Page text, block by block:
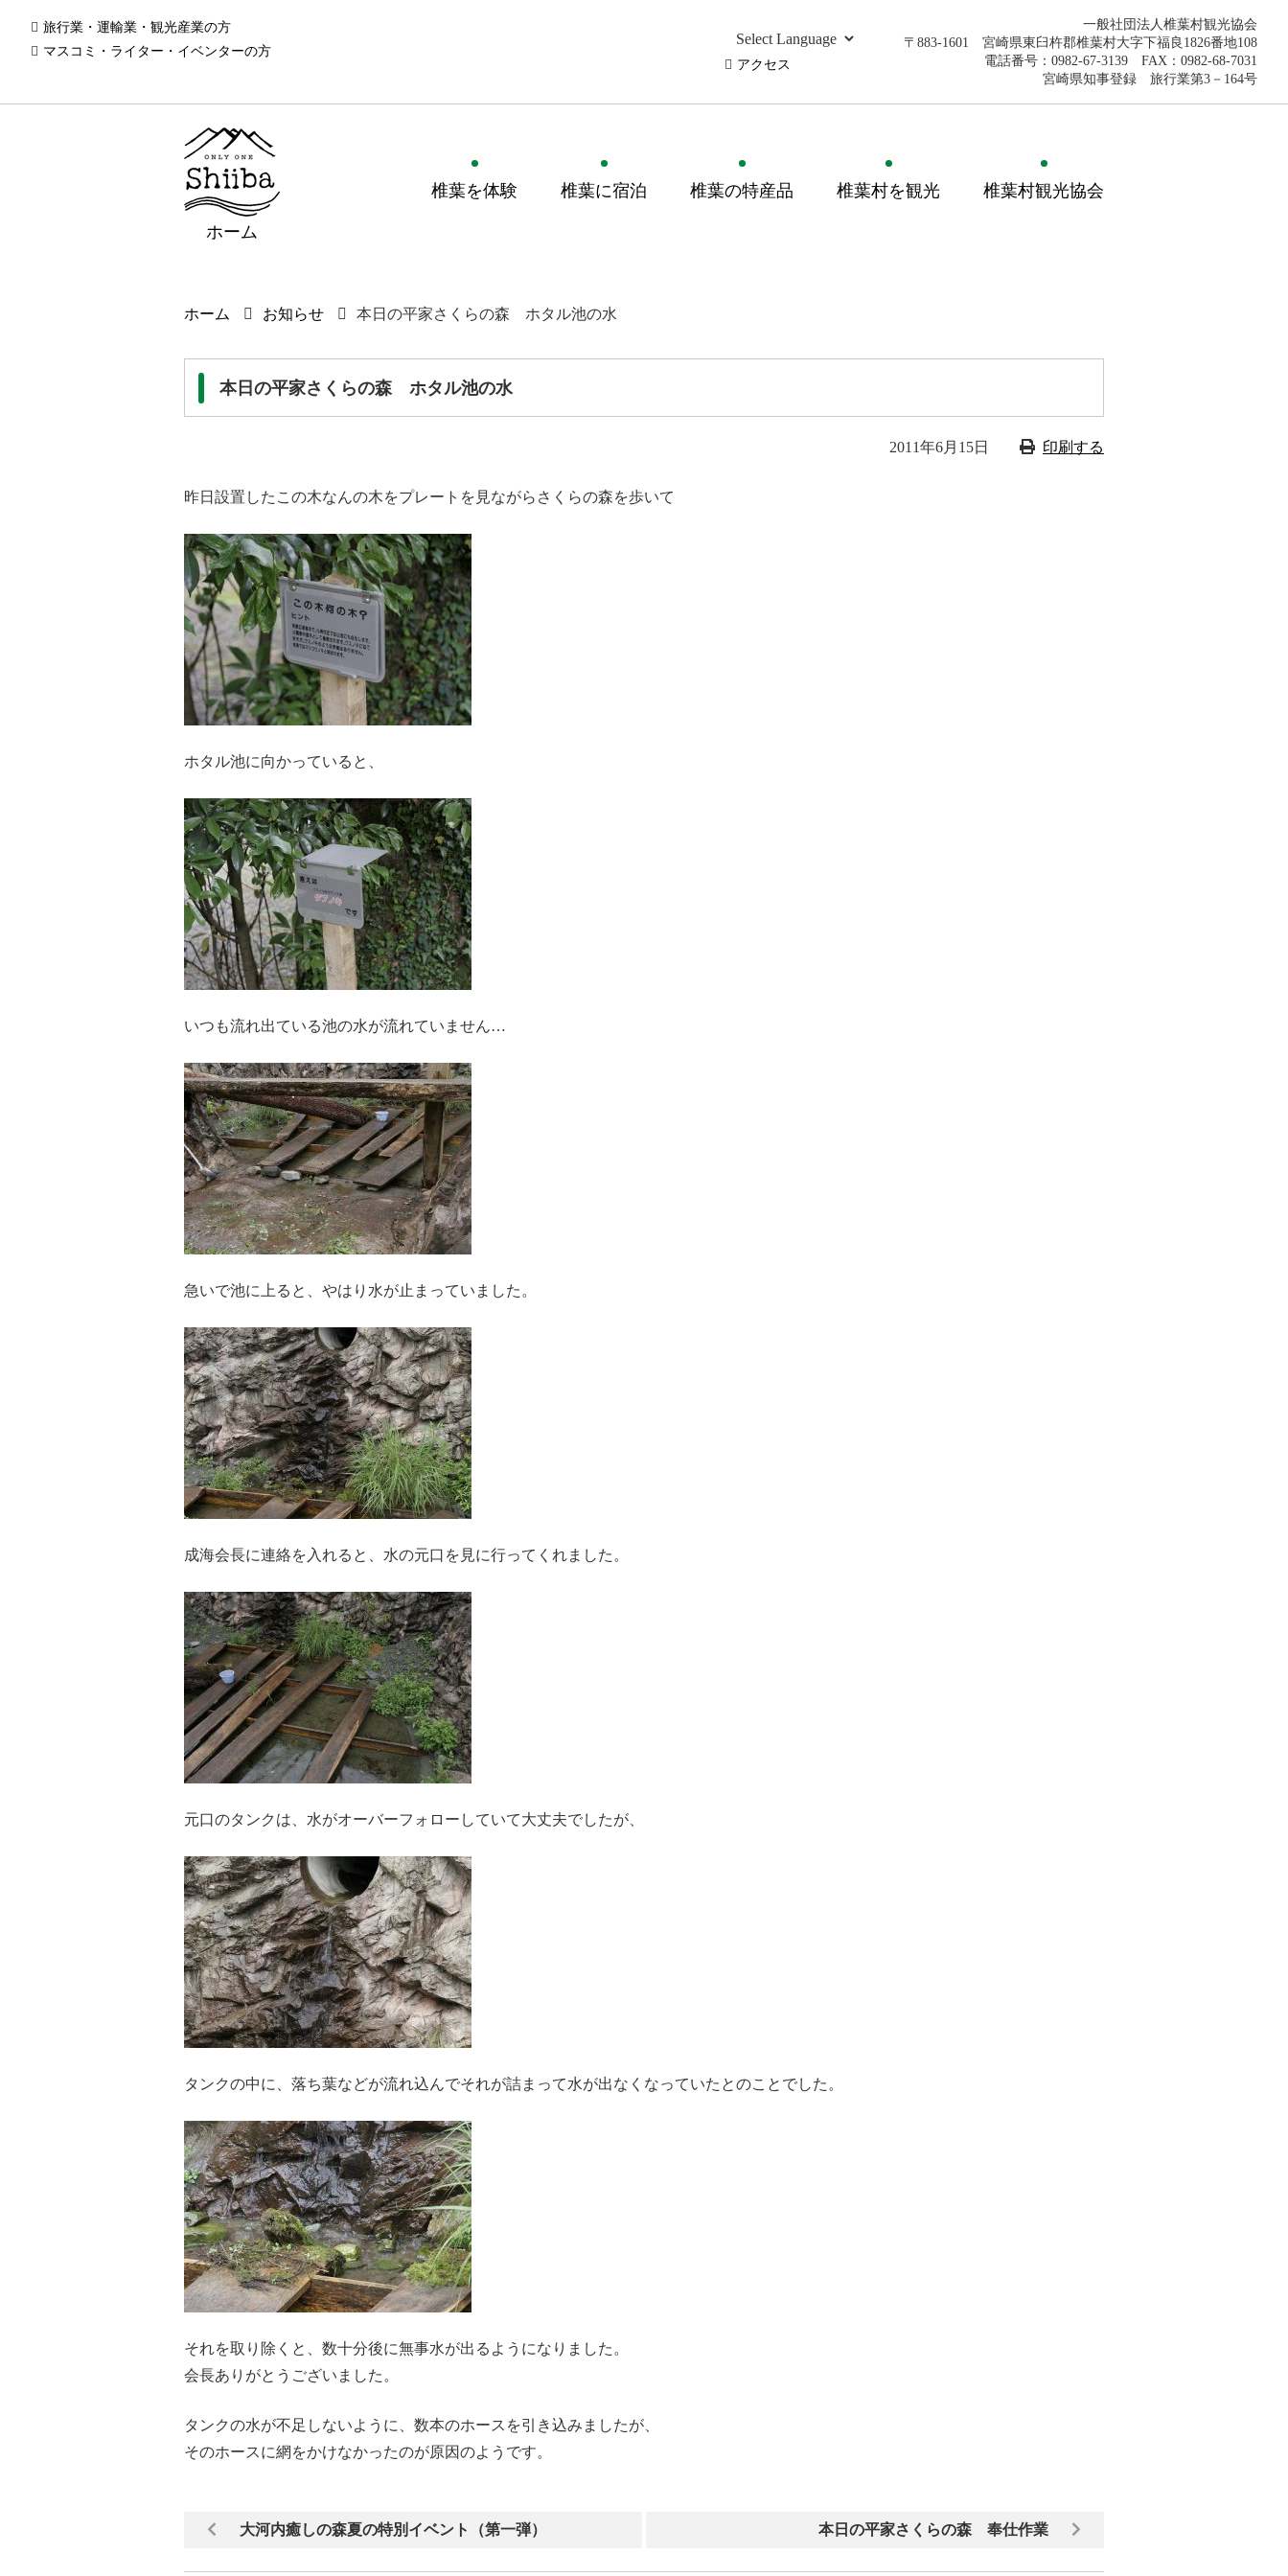
旅行業・運輸業・観光産業の方
マスコミ・ライター・イベンターの方
アクセス
一般社団法人椎葉村観光協会
〒883-1601 宮崎県東臼杵郡椎葉村大字下福良1826番地108
電話番号：0982-67-3139 FAX：0982-68-7031
宮崎県知事登録 旅行業第3－164号
ホーム
椎葉を体験 椎葉に宿泊 椎葉の特産品 椎葉村を観光 椎葉村観光協会
ホーム お知らせ 本日の平家さくらの森 ホタル池の水
本日の平家さくらの森 ホタル池の水
2011年6月15日 印刷する
昨日設置したこの木なんの木をプレートを見ながらさくらの森を歩いて
ホタル池に向かっていると、
いつも流れ出ている池の水が流れていません…
急いで池に上ると、やはり水が止まっていました。
成海会長に連絡を入れると、水の元口を見に行ってくれました。
元口のタンクは、水がオーバーフォローしていて大丈夫でしたが、
タンクの中に、落ち葉などが流れ込んでそれが詰まって水が出なくなっていたとのことでした。
それを取り除くと、数十分後に無事水が出るようになりました。
会長ありがとうございました。
タンクの水が不足しないように、数本のホースを引き込みましたが、
そのホースに網をかけなかったのが原因のようです。
大河内癒しの森夏の特別イベント（第一弾） 本日の平家さくらの森 奉仕作業